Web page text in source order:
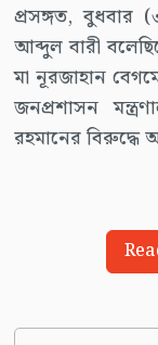
প্রসঙ্গত, বুধবার
আব্দুল বারী
মা নূরজাহান
জনপ্রশাসন
রহমানের বিরুদ্ধে